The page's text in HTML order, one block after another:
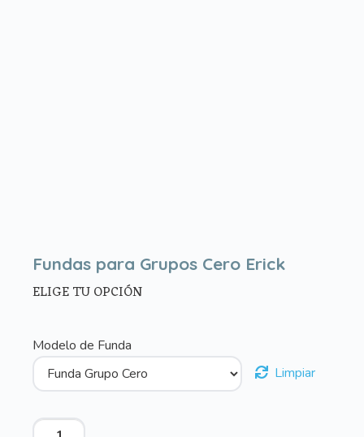
Fundas para Grupos Cero Erick
ELIGE TU OPCIÓN
Modelo de Funda
Limpiar
Fundas